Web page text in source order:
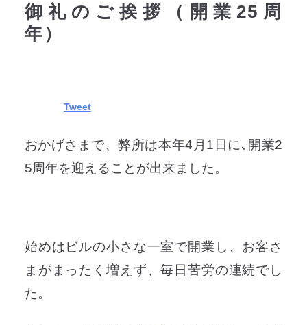
御礼のご挨拶（開業25周
年）
おかげさまで、弊所は本年4月1日に､開業2
5周年を迎えることが出来ました。
始めはビルの小さな一室で開業し、お客さ
まがまったく増えず、毎日苦労の連続でし
た。